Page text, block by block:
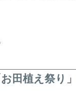
田植え祭り